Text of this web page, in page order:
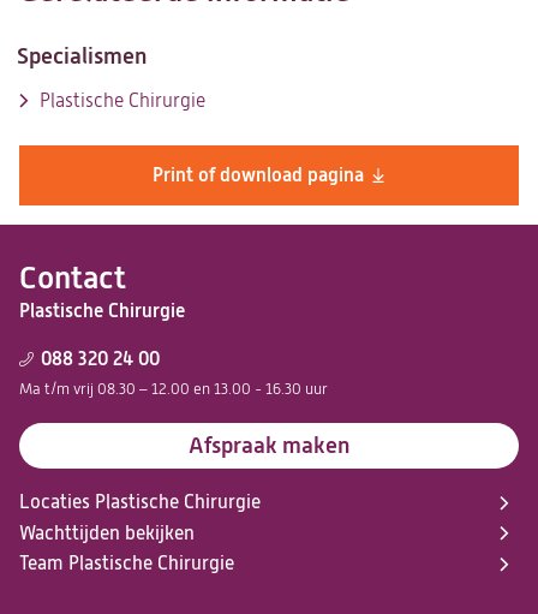
Contact
Plastische Chirurgie
088 320 24 00
Ma t/m vrij 08.30 – 12.00 en 13.00 - 16.30 uur
Afspraak maken
Locaties Plastische Chirurgie
Wachttijden bekijken
Team Plastische Chirurgie
Print of download pagina
Specialismen
Plastische Chirurgie